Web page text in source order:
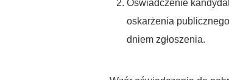
Oświadczenie
oskarżenia
dniem zgłoszenia.